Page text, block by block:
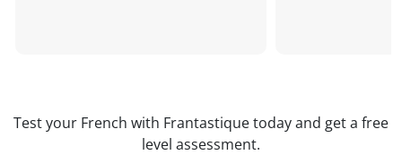
Test your French with Frantastique today and get a free
level assessment.